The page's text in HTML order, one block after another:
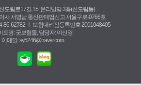
도림로17길 15, 온리빌딩 3층(신도림동)
사 서병남 통신판매업신고 서울구로-0766호
62782 ㅣ
보험대리점등록번호 2001048405
트명: 굿보험몰, 담당자: 이신영
이메일: sy5246@naver.com